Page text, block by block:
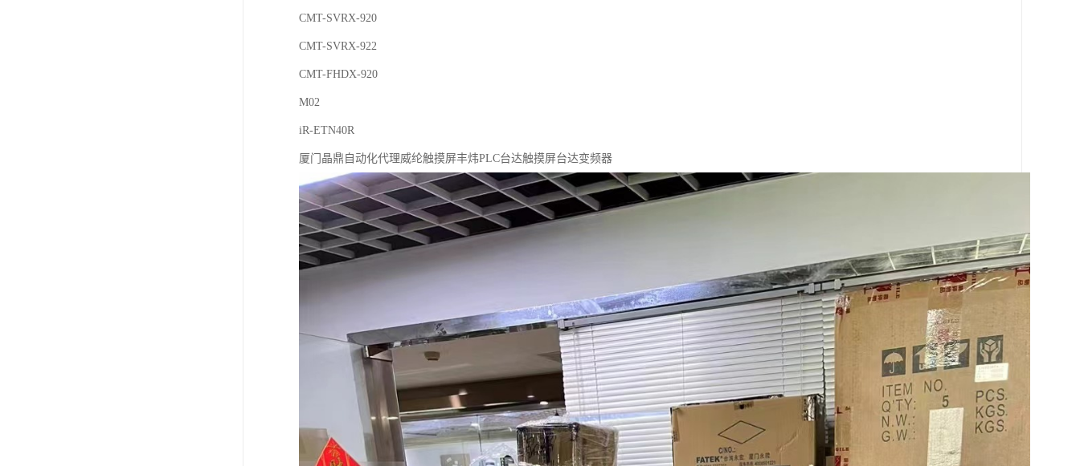
CMT-SVRX-920
CMT-SVRX-922
CMT-FHDX-920
M02
iR-ETN40R
厦门晶鼎自动化代理威纶触摸屏丰炜PLC台达触摸屏台达变频器